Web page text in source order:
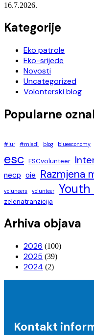
16.7.2026.
Kategorije
Eko patrole
Eko-srijede
Novosti
Uncategorized
Volonterski blog
Popularne
#lur #mladi blog blueeconomy
esc ESCvolunteer
necp oie Razmjena
voluneers volunteer
zelenatranzicija
Arhiva objava
2026 (100)
2025 (39)
2024 (2)
Kontakt